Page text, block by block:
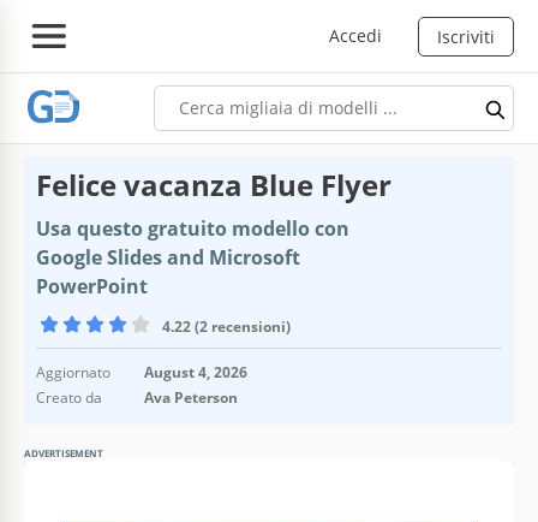
Accedi Iscriviti
Felice vacanza Blue Flyer
Usa questo gratuito modello con
Google Slides and Microsoft
PowerPoint
4.22 (2 recensioni)
Aggiornato
August 4, 2026
Creato da
Ava Peterson
ADVERTISEMENT